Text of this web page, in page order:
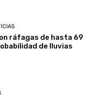
ráfagas de hasta 69
de lluvias